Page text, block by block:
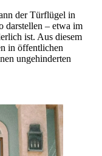
der Türflügel in
darstellen – etwa im
ist. Aus diesem
in öffentlichen
ungehinderten